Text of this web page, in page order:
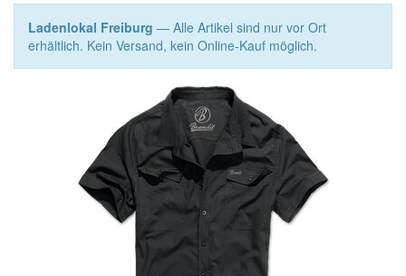
Ladenlokal Freiburg — Alle Artikel sind nur vor Ort
erhältlich. Kein Versand, kein Online-Kauf möglich.